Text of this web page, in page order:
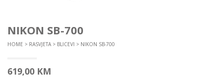
NIKON SB-700
HOME > RASVJETA > BLICEVI > NIKON SB-700
619,00 KM